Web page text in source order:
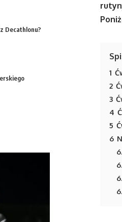
1
2
3
4
5
6
Decathlonu?